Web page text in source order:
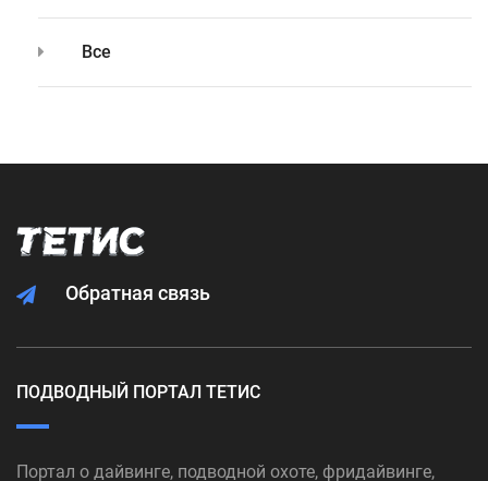
Все
Обратная связь
ПОДВОДНЫЙ ПОРТАЛ ТЕТИС
Портал о дайвинге, подводной охоте, фридайвинге,